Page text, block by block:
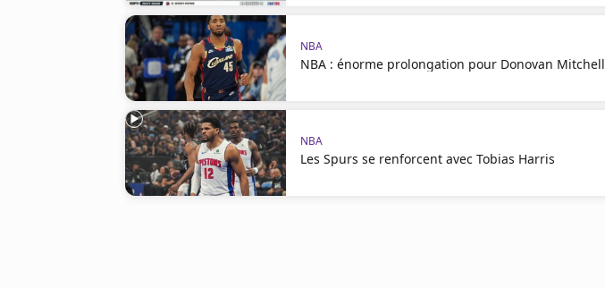
NBA
NBA : énorme prolongation pour Donovan Mitchell
NBA
Les Spurs se renforcent avec Tobias Harris